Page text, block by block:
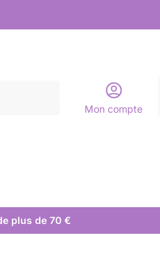
Mon compte
plus de 70 €